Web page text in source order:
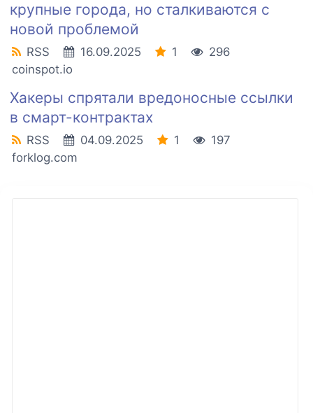
крупные города, но сталкиваются с
новой проблемой
RSS 16.09.2025 1
296
coinspot.io
Хакеры спрятали вредоносные ссылки
в смарт-контрактах
RSS 04.09.2025 1
197
forklog.com